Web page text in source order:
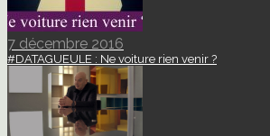
7 décembre 2016
#DATAGUEULE : Ne voiture rien venir ?